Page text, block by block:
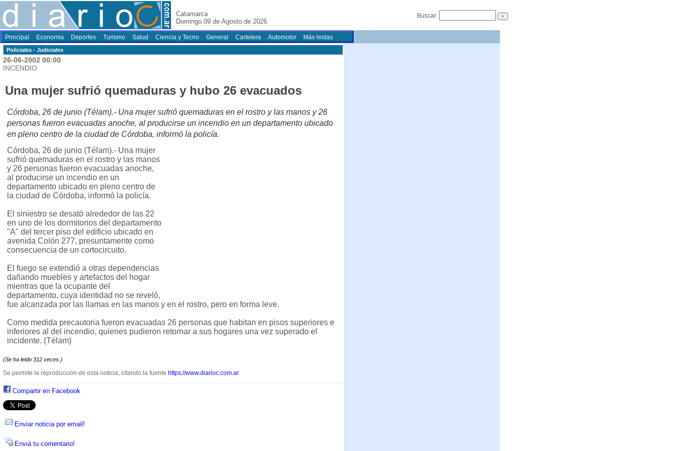
Catamarca
Domingo 09 de Agosto de 2026
Buscar:
Principal Economia Deportes Turismo Salud Ciencia y Tecno General Cartelera Automotor Más leidas
Policiales - Judiciales
26-06-2002 00:00
INCENDIO
Una mujer sufrió quemaduras y hubo 26 evacuados
Córdoba, 26 de junio (Télam).- Una mujer sufrió quemaduras en el rostro y las manos y 26
personas fueron evacuadas anoche, al producirse un incendio en un departamento ubicado
en pleno centro de la ciudad de Córdoba, informó la policía.
Córdoba, 26 de junio (Télam).- Una mujer
sufrió quemaduras en el rostro y las manos
y 26 personas fueron evacuadas anoche,
al producirse un incendio en un
departamento ubicado en pleno centro de
la ciudad de Córdoba, informó la policía.
El siniestro se desató alrededor de las 22
en uno de los dormitorios del departamento
"A" del tercer piso del edificio ubicado en
avenida Colón 277, presuntamente como
consecuencia de un cortocircuito.
El fuego se extendió a otras dependencias
dañando muebles y artefactos del hogar
mientras que la ocupante del
departamento, cuya identidad no se reveló,
fue alcanzada por las llamas en las manos y en el rostro, pero en forma leve.
Como medida precautoria fueron evacuadas 26 personas que habitan en pisos superiores e
inferiores al del incendio, quienes pudieron retornar a sus hogares una vez superado el
incidente. (Télam)
(Se ha leido 312 veces.)
Se permite la reproducción de esta noticia, citando la fuente https://www.diarioc.com.ar
Compartir en Facebook
Enviar noticia por email!
Enviá tu comentario!